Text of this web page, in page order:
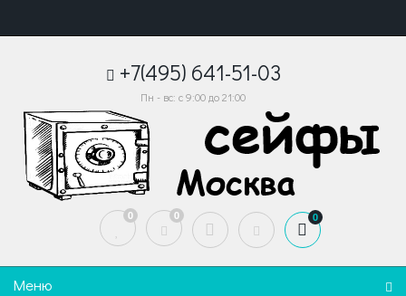
+7(495) 641-51-03
Пн - вс: с 9:00 до 21:00
0 0 0
Меню